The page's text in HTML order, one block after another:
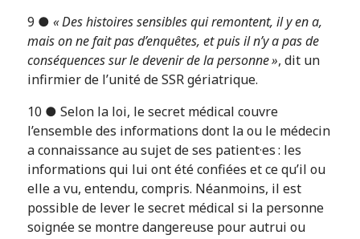
9 ● « Des histoires sensibles qui remontent, il y en a,
mais on ne fait pas d’enquêtes, et puis il n’y a pas de
conséquences sur le devenir de la personne », dit un
infirmier de l’unité de SSR gériatrique.
10 ● Selon la loi, le secret médical couvre
l’ensemble des informations dont la ou le médecin
a connaissance au sujet de ses patient·es : les
informations qui lui ont été confiées et ce qu’il ou
elle a vu, entendu, compris. Néanmoins, il est
possible de lever le secret médical si la personne
soignée se montre dangereuse pour autrui ou